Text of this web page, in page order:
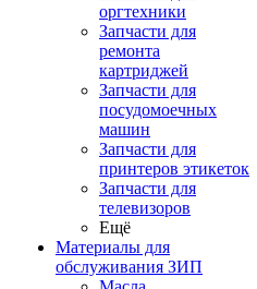
оргтехники
Запчасти для
ремонта
картриджей
Запчасти для
посудомоечных
машин
Запчасти для
принтеров этикеток
Запчасти для
телевизоров
Ещё
Материалы для
обслуживания ЗИП